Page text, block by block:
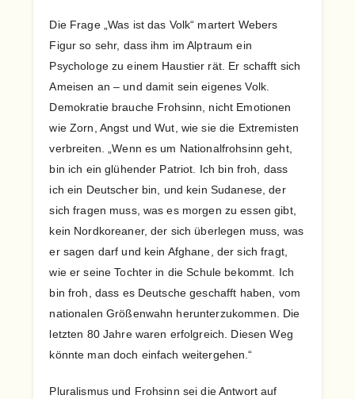
Die Frage „Was ist das Volk“ martert Webers
Figur so sehr, dass ihm im Alptraum ein
Psychologe zu einem Haustier rät. Er schafft sich
Ameisen an – und damit sein eigenes Volk.
Demokratie brauche Frohsinn, nicht Emotionen
wie Zorn, Angst und Wut, wie sie die Extremisten
verbreiten. „Wenn es um Nationalfrohsinn geht,
bin ich ein glühender Patriot. Ich bin froh, dass
ich ein Deutscher bin, und kein Sudanese, der
sich fragen muss, was es morgen zu essen gibt,
kein Nordkoreaner, der sich überlegen muss, was
er sagen darf und kein Afghane, der sich fragt,
wie er seine Tochter in die Schule bekommt. Ich
bin froh, dass es Deutsche geschafft haben, vom
nationalen Größenwahn herunterzukommen. Die
letzten 80 Jahre waren erfolgreich. Diesen Weg
könnte man doch einfach weitergehen.“
Pluralismus und Frohsinn sei die Antwort auf